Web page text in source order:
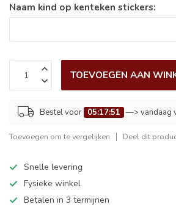
Naam kind op kenteken stickers:
TOEVOEGEN AAN
Bestel voor 05:17:51 —> vandaag
Toevoegen om te vergelijken Deel dit
Snelle levering
Fysieke winkel
Betalen in 3 termijnen